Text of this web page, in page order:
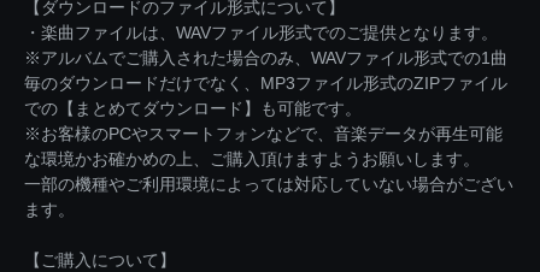
【ダウンロードのファイル形式について】
・楽曲ファイルは、WAVファイル形式でのご提供となります。
※アルバムでご購入された場合のみ、WAVファイル形式での1曲
毎のダウンロードだけでなく、MP3ファイル形式のZIPファイル
での【まとめてダウンロード】も可能です。
※お客様のPCやスマートフォンなどで、音楽データが再生可能
な環境かお確かめの上、ご購入頂けますようお願いします。
一部の機種やご利用環境によっては対応していない場合がござい
ます。
【ご購入について】